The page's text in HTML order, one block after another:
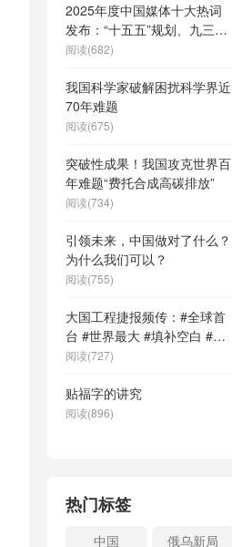
2025年度中国媒体十大热词
发布：“十五五”规划、九三阅
兵、全球治理倡议、
形机器人、苏超、票根经济、
育儿补贴、科学素养、网络生
态治理
阅读(682)
我国科学家破解困扰科学界近
70年难题
阅读(675)
突破性成果！我国攻克世界百
年难题“费托合成高碳排放”
阅读(734)
引领未来，中国做对了什么？
为什么我们可以？
阅读(755)
大国工程捷报频传：#全球首
台 #世界最大 #填补空白 #突
破关键节点
阅读(727)
贴福字的讲究
阅读(896)
热门标签
中国 俄乌新局